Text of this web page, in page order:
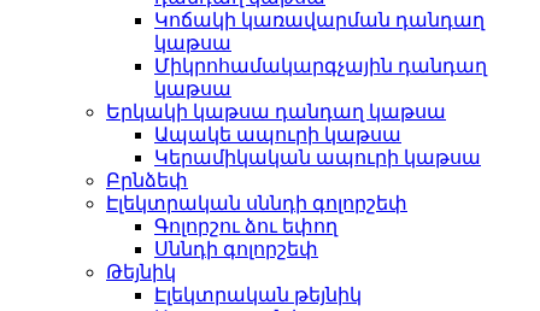
Կոճակի կառավարման դանդաղ
կաթսա
Միկրոհամակարգչային դանդաղ
կաթսա
Երկակի կաթսա դանդաղ կաթսա
Ապակե ապուրի կաթսա
Կերամիկական ապուրի կաթսա
Բրնձեփ
Էլեկտրական սննդի գոլորշեփ
Գոլորշու ձու եփող
Սննդի գոլորշեփ
Թեյնիկ
Էլեկտրական թեյնիկ